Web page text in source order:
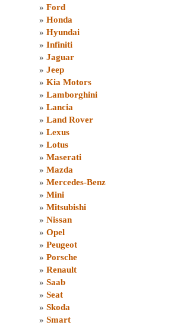
» Ford
» Honda
» Hyundai
» Infiniti
» Jaguar
» Jeep
» Kia Motors
» Lamborghini
» Lancia
» Land Rover
» Lexus
» Lotus
» Maserati
» Mazda
» Mercedes-Benz
» Mini
» Mitsubishi
» Nissan
» Opel
» Peugeot
» Porsche
» Renault
» Saab
» Seat
» Skoda
» Smart